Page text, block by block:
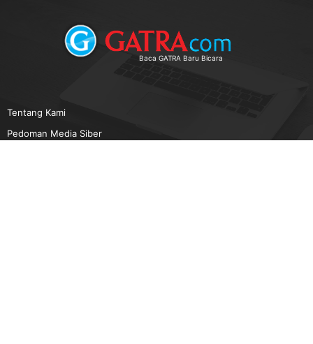
Baca GATRA Baru Bicara
Tentang Kami
Pedoman Media Siber